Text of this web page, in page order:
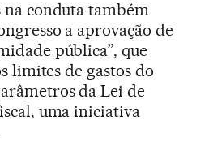
na conduta também
a aprovação de
pública”, que
limites de gastos do
da Lei de
uma iniciativa